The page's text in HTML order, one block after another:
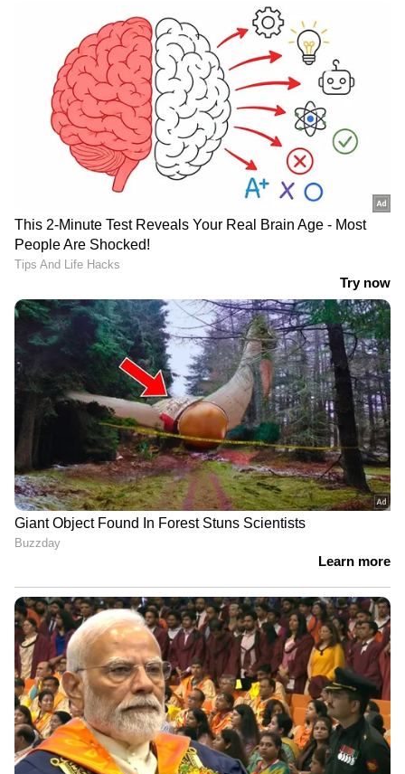
പ്രയോജനകരമാകും. ടൈലുകളും
ഉപകരണങ്ങളും മരഉരുപ്പടികളുമടക്കം
പരമാവധി വസ്തുക്കള്‍ പുനരുപയോഗിക്കാൻ
സജ്ജമാക്കണമെന്നും മാര്‍ഗനിര്‍ദേശം
പറയുന്നു. റോഡ് നിര്‍മ്മാണം, നികത്തലിൽ
മണ്ണിന് പകരമായി,ടെട്രാപോഡ്
നിര്‍മ്മാണത്തില്‍, കട്ടകളും ടെലുകളും ഹോളോ
ബ്രിക്കുകളും നടപ്പാതകളും പാര്‍ക്ക്
ബെഞ്ചുകളും നിര്‍മ്മിക്കാൻ തുടങ്ങി നിരവധി
കാര്യങ്ങള്‍ക്ക് റീസൈക്കിള്‍ ചെയ്ത
കെട്ടിടാവശിഷ്ടങ്ങള്‍ ഉപയോഗിക്കാനാകും.
നിയമം കര്‍ശനമായി നടപ്പാക്കാൻ വിവിധ
ശിക്ഷാനടപടികളും തീരുമാനിച്ചിട്ടുണ്ട്.
കെട്ടിടാവശിഷ്ടങ്ങള്‍ മറ്റ് മാലിന്യവുമായി
കൂട്ടിക്കലര്‍ത്തിയാല്‍ പതിനായിരം രൂപയും
പൊതുസ്ഥലത്ത് നിക്ഷേപിച്ചാല്‍
ഇരുപതിനായിരം രൂപയുമാണ് പിഴ.